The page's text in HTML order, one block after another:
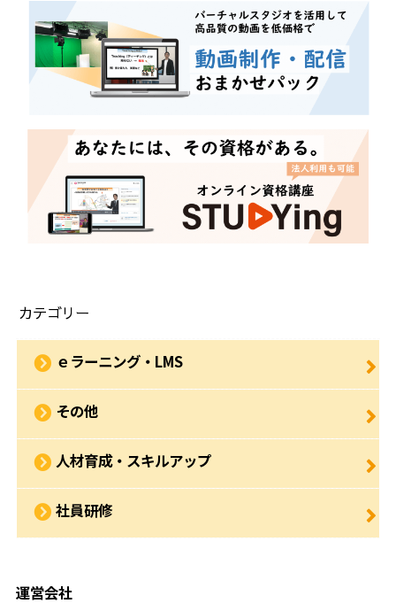
カテゴリー
ｅラーニング・LMS
その他
人材育成・スキルアップ
社員研修
運営会社